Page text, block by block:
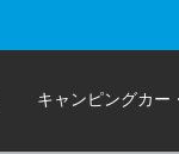
キャンピングカー